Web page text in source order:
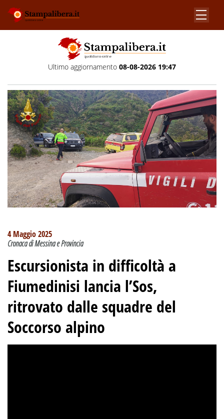
Ultimo aggiornamento 08-08-2026 19:47
4 Maggio 2025
Cronaca di Messina e Provincia
Escursionista in difficoltà a
Fiumedinisi lancia l’Sos,
ritrovato dalle squadre del
Soccorso alpino